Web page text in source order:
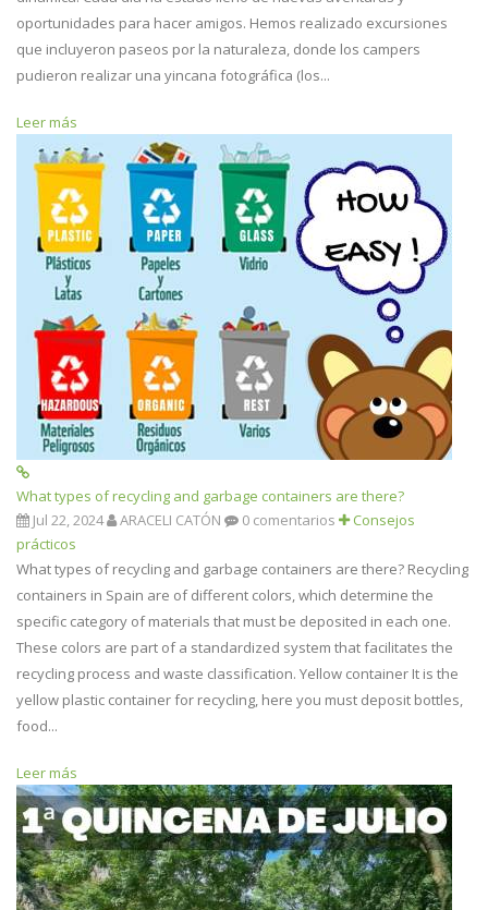
oportunidades para hacer amigos. Hemos realizado excursiones
que incluyeron paseos por la naturaleza, donde los campers
pudieron realizar una yincana fotográfica (los...
Leer más
What types of recycling and garbage containers are there?
Jul 22, 2024
ARACELI CATÓN 0 comentarios
Consejos
prácticos
What types of recycling and garbage containers are there? Recycling
containers in Spain are of different colors, which determine the
specific category of materials that must be deposited in each one.
These colors are part of a standardized system that facilitates the
recycling process and waste classification. Yellow container It is the
yellow plastic container for recycling, here you must deposit bottles,
food...
Leer más